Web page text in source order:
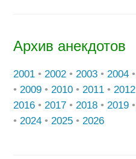
Архив анекдотов
2001 • 2002 • 2003 • 2004 •
• 2009 • 2010 • 2011 • 2012
2016 • 2017 • 2018 • 2019 •
• 2024 • 2025 • 2026